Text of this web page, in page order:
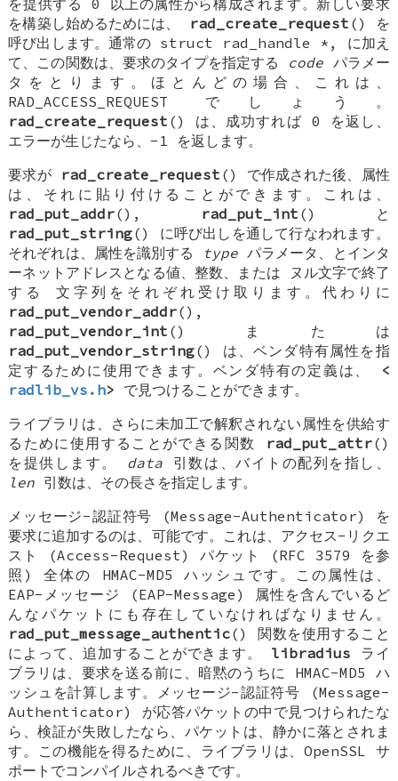
を提供する 0 以上の属性から構成されます。新しい要求
を構築し始めるためには、
rad_create_request () を
呼び出します。通常の struct rad_handle * , に加え
て、この関数は、要求のタイプを指定する code パラメー
タをとります。ほとんどの場合、これは、
RAD_ACCESS_REQUEST でしょう。
rad_create_request () は、成功すれば 0 を返し、
エラーが生じたなら、-1 を返します。
要求が rad_create_request () で作成された後、属性
は、それに貼り付けることができます。これは、
rad_put_addr(), rad_put_int () と
rad_put_string() に呼び出しを通して行なわれます。
それぞれは、属性を識別する
type パラメータ、とインタ
ーネットアドレスとなる値、整数、または
ヌル文字で終了
する
文字列をそれぞれ受け取ります。代わりに
rad_put_vendor_addr(),
rad_put_vendor_int () または
rad_put_vendor_string() は、ベンダ特有属性を指
定するために使用できます。ベンダ特有の定義は、
<
radlib_vs.h> で見つけることができます。
ライブラリは、さらに未加工で解釈されない属性を供給す
るために使用することができる関数
rad_put_attr()
を提供します。 data 引数は、バイトの配列を指し、
len 引数は、その長さを指定します。
メッセージ-認証符号 (Message-Authenticator) を
要求に追加するのは、可能です。これは、アクセス-リクエ
スト (Access-Request) パケット (RFC 3579 を参
照) 全体の HMAC-MD5 ハッシュです。この属性は、
EAP-メッセージ (EAP-Message) 属性を含んでいるど
んなパケットにも存在していなければなりません。
rad_put_message_authentic() 関数を使用すること
によって、追加することができます。 libradius ライ
ブラリは、要求を送る前に、暗黙のうちに HMAC-MD5 ハ
ッシュを計算します。メッセージ-認証符号 (Message-
Authenticator) が応答パケットの中で見つけられたな
ら、検証が失敗したなら、パケットは、静かに落とされま
す。この機能を得るために、ライブラリは、OpenSSL サ
ポートでコンパイルされるべきです。